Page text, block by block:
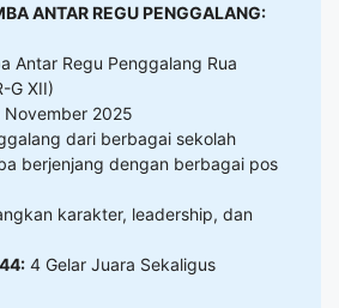
ANTAR REGU PENGGALANG:
Antar Regu Penggalang Rua
G XII)
November 2025
dari berbagai sekolah
berjenjang dengan berbagai pos
karakter, leadership, dan
4 Gelar Juara Sekaligus